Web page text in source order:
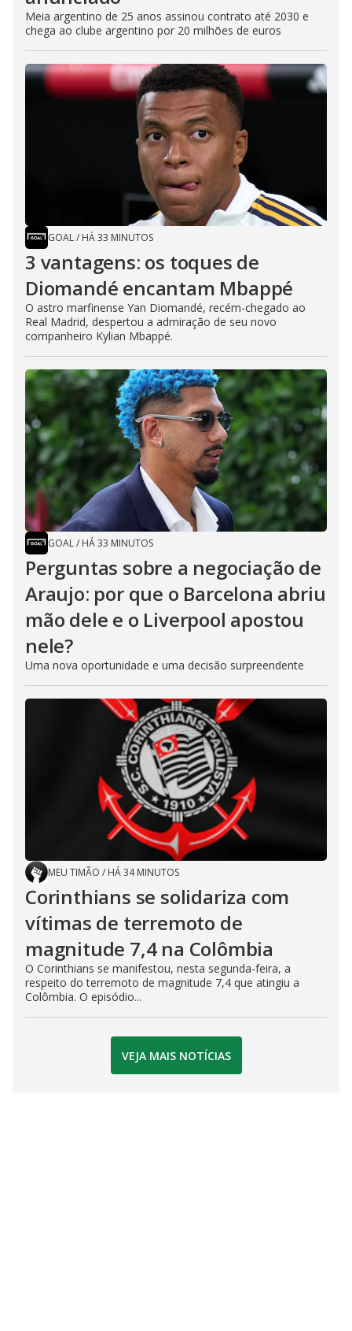
Meia argentino de 25 anos assinou contrato até 2030 e
chega ao clube argentino por 20 milhões de euros
GOAL/ HÁ 33 MINUTOS
3 vantagens: os toques de
Diomandé encantam Mbappé
O astro marfinense Yan Diomandé, recém-chegado ao
Real Madrid, despertou a admiração de seu novo
companheiro Kylian Mbappé.
GOAL/ HÁ 33 MINUTOS
Perguntas sobre a negociação de
Araujo: por que o Barcelona abriu
mão dele e o Liverpool apostou
nele?
Uma nova oportunidade e uma decisão surpreendente
MEU TIMÃO / HÁ 34 MINUTOS
Corinthians se solidariza com
vítimas de terremoto de
magnitude 7,4 na Colômbia
O Corinthians se manifestou, nesta segunda-feira, a
respeito do terremoto de magnitude 7,4 que atingiu a
Colômbia. O episódio...
VEJA MAIS NOTÍCIAS